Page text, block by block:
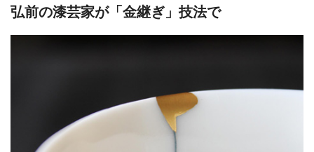
弘前の漆芸家が「金継ぎ」技法で